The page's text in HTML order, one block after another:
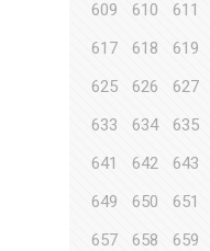
609
610 611
617
618 619
625
626 627
633
634 635
641
642 643
649
650 651
657
658 659